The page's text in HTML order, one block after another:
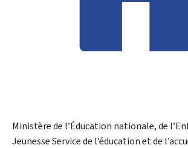
Ministère de l’Éducation nationale, de
JeunesseService de l’éducation et de